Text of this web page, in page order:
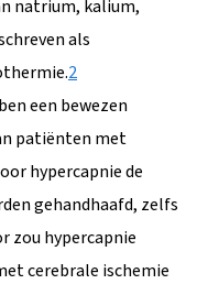
natrium, kalium,
als
2
een bewezen
patiënten met
hypercapnie de
gehandhaafd, zelfs
zou hypercapnie
cerebrale ischemie